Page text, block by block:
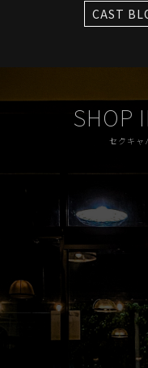
CAST
SHOP
セクキャ